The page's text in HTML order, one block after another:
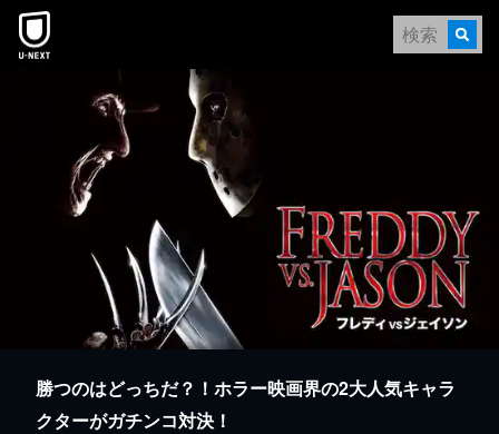
本文へスキップ
勝つのはどっちだ？！ホラー映画界の2大人気キャラ
クターがガチンコ対決！